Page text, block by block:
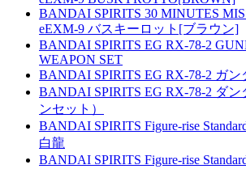
BANDAI SPIRITS 30 MINUTES
eEXM-9 バスキーロット[ブラウン]
BANDAI SPIRITS EG RX-78-2
WEAPON SET
BANDAI SPIRITS EG RX-78-2 ガン
BANDAI SPIRITS EG RX-78-2 ダ
ンセット）
BANDAI SPIRITS Figure-rise
白龍
BANDAI SPIRITS Figure-rise